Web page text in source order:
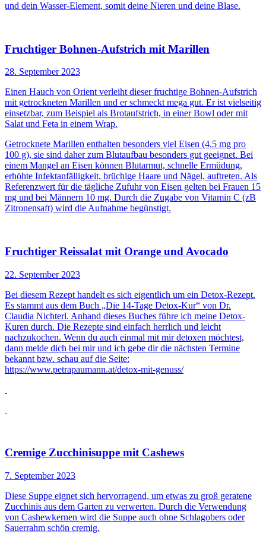
und dein Wasser-Element, somit deine Nieren und deine Blase.
Fruchtiger Bohnen-Aufstrich mit Marillen
28. September 2023
Einen Hauch von Orient verleiht dieser fruchtige Bohnen-Aufstrich
mit getrockneten Marillen und er schmeckt mega gut. Er ist vielseitig
einsetzbar, zum Beispiel als Brotaufstrich, in einer Bowl oder mit
Salat und Feta in einem Wrap.
Getrocknete Marillen enthalten besonders viel Eisen (4,5 mg pro
100 g), sie sind daher zum Blutaufbau besonders gut geeignet. Bei
einem Mangel an Eisen können Blutarmut, schnelle Ermüdung,
erhöhte Infektanfälligkeit, brüchige Haare und Nägel, auftreten. Als
Referenzwert für die tägliche Zufuhr von Eisen gelten bei Frauen 15
mg und bei Männern 10 mg. Durch die Zugabe von Vitamin C (zB
Zitronensaft) wird die Aufnahme begünstigt.
Fruchtiger Reissalat mit Orange und Avocado
22. September 2023
Bei diesem Rezept handelt es sich eigentlich um ein Detox-Rezept.
Es stammt aus dem Buch „Die 14-Tage Detox-Kur“ von Dr.
Claudia Nichterl. Anhand dieses Buches führe ich meine Detox-
Kuren durch. Die Rezepte sind einfach herrlich und leicht
nachzukochen. Wenn du auch einmal mit mir detoxen möchtest,
dann melde dich bei mir und ich gebe dir die nächsten Termine
bekannt bzw. schau auf die Seite:
https://www.petrapaumann.at/detox-mit-genuss/
Cremige Zucchinisuppe mit Cashews
7. September 2023
Diese Suppe eignet sich hervorragend, um etwas zu groß geratene
Zucchinis aus dem Garten zu verwerten. Durch die Verwendung
von Cashewkernen wird die Suppe auch ohne Schlagobers oder
Sauerrahm schön cremig.